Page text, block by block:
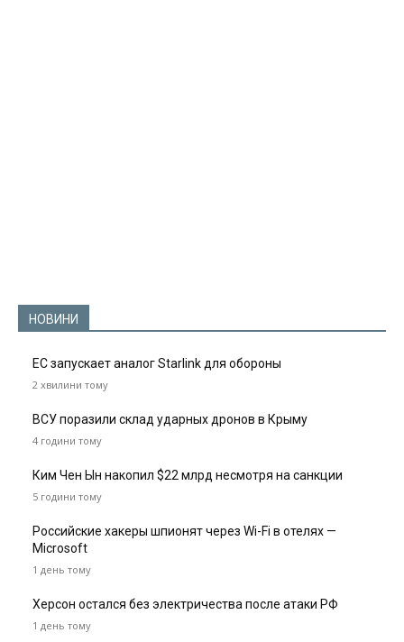
НОВИНИ
ЕС запускает аналог Starlink для обороны
2 хвилини тому
ВСУ поразили склад ударных дронов в Крыму
4 години тому
Ким Чен Ын накопил $22 млрд несмотря на санкции
5 години тому
Российские хакеры шпионят через Wi-Fi в отелях —
Microsoft
1 день тому
Херсон остался без электричества после атаки РФ
1 день тому